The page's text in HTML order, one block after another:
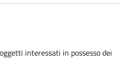
interessati in possesso dei